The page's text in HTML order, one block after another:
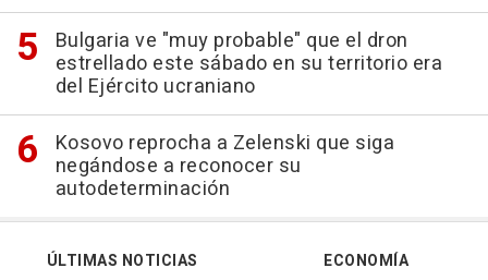
Bulgaria ve "muy probable" que el dron
estrellado este sábado en su territorio era
del Ejército ucraniano
Kosovo reprocha a Zelenski que siga
negándose a reconocer su
autodeterminación
ÚLTIMAS NOTICIAS
ECONOMÍA